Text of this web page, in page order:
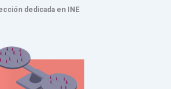
dedicada en INE